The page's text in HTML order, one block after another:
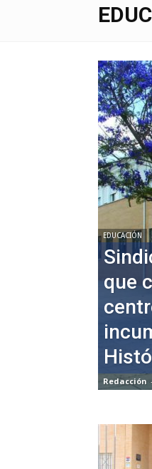
EDUCACIÓN
que
Redacción